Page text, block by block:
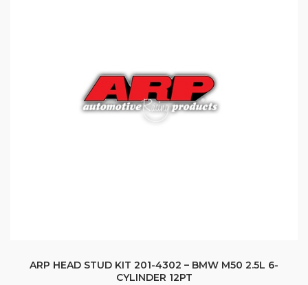
ARP HEAD STUD KIT 201-4302 – BMW M50 2.5L 6-
CYLINDER 12PT